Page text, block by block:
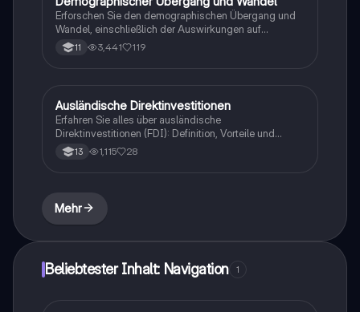
auch eine Skizze zur Veranschaulichung der
Konzepte.
Erforschen Sie den demographischen Übergang und
Wandel, einschließlich der Auswirkungen auf
Geburten- und Sterberaten, Altersstrukturen und die
Herausforderungen für Gesellschaft und Wirtschaft.
Arbeitsmarktanpassungen. Ideal für Studierende der
Demografie und Sozialwissenschaften.
11 3,441 119
Geographie/Erdkunde
Ausländische Direktinvestitionen
Erfahren Sie alles über ausländische
Direktinvestitionen (FDI): Definition, Vorteile und
Nachteile, sowie deren Einfluss auf die Globalisierung
und lokale Märkte. Diese Übersicht behandelt
Wirtschaft in Zielländern. Ideal für Studierende der
Wirtschaftswissenschaften.
13 1,115 28
Mehr
Beliebtester Inhalt: Navigation 1